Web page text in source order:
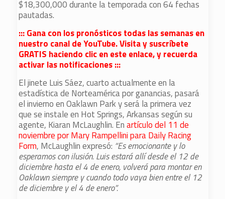
$18,300,000 durante la temporada con 64 fechas
pautadas.
::: Gana con los pronósticos todas las semanas en
nuestro canal de YouTube. Visita y suscríbete
GRATIS haciendo clic en este enlace, y recuerda
activar las notificaciones :::
El jinete Luis Sáez, cuarto actualmente en la
estadística de Norteamérica por ganancias, pasará
el invierno en Oaklawn Park y será la primera vez
que se instale en Hot Springs, Arkansas según su
agente, Kiaran McLaughlin. Enartículo del 11 de
noviembre por Mary Rampellini para Daily Racing
Form, McLaughlin expresó: “Es emocionante y lo
esperamos con ilusión. Luis estará allí desde el 12 de
diciembre hasta el 4 de enero, volverá para montar en
Oaklawn siempre y cuando todo vaya bien entre el 12
de diciembre y el 4 de enero”.